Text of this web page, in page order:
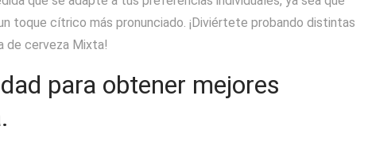
toque cítrico más pronunciado. ¡Diviértete probando distintas
de cerveza Mixta!
para obtener mejores